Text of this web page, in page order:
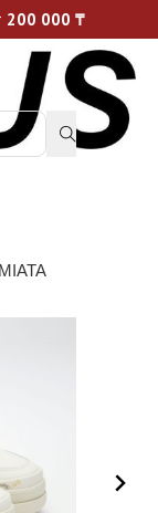
пропусти свой шанс
200 000 ₸